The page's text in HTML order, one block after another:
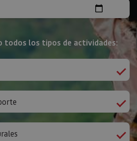
todos los tipos de actividades: